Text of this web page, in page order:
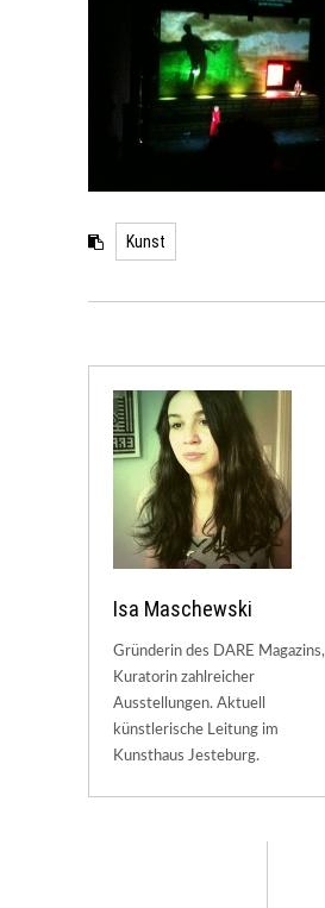
Kunst
Isa Maschewski
Gründerin des DARE Magazins,
Kuratorin zahlreicher
Ausstellungen. Aktuell
künstlerische Leitung im
Kunsthaus Jesteburg.